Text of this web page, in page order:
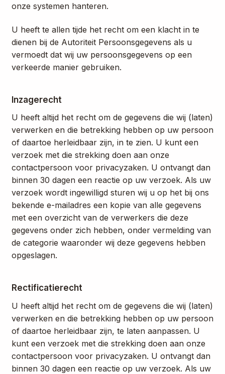
onze systemen hanteren.
U heeft te allen tijde het recht om een klacht in te
dienen bij de Autoriteit Persoonsgegevens als u
vermoedt dat wij uw persoonsgegevens op een
verkeerde manier gebruiken.
Inzagerecht
U heeft altijd het recht om de gegevens die wij (laten)
verwerken en die betrekking hebben op uw persoon
of daartoe herleidbaar zijn, in te zien. U kunt een
verzoek met die strekking doen aan onze
contactpersoon voor privacyzaken. U ontvangt dan
binnen 30 dagen een reactie op uw verzoek. Als uw
verzoek wordt ingewilligd sturen wij u op het bij ons
bekende e-mailadres een kopie van alle gegevens
met een overzicht van de verwerkers die deze
gegevens onder zich hebben, onder vermelding van
de categorie waaronder wij deze gegevens hebben
opgeslagen.
Rectificatierecht
U heeft altijd het recht om de gegevens die wij (laten)
verwerken en die betrekking hebben op uw persoon
of daartoe herleidbaar zijn, te laten aanpassen. U
kunt een verzoek met die strekking doen aan onze
contactpersoon voor privacyzaken. U ontvangt dan
binnen 30 dagen een reactie op uw verzoek. Als uw